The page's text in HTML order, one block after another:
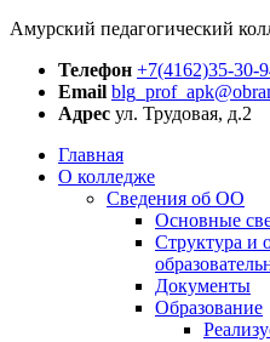
Амурский педагогический
Телефон +7(4162)35-30-
Email
Адрес ул. Трудовая, д.2
Главная
О колледже
Сведения об ОО
Основные
Структура и
Документы
Образование